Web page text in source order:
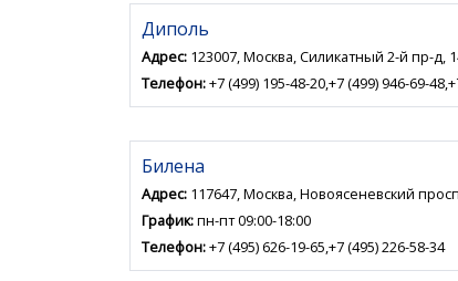
Диполь
Адрес: 123007, Москва, Силикатный 2-й пр-д,
Телефон:+7 (499) 195-48-20,+7 (499) 946-69-
Билена
Адрес: 117647, Москва, Новоясеневский
График:пн-пт 09:00-18:00
Телефон:+7 (495) 626-19-65,+7 (495) 226-58-34